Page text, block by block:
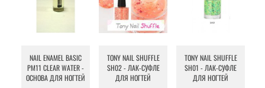
NAIL ENAMEL BASIC
PM11 CLEAR WATER -
ОСНОВА ДЛЯ НОГТЕЙ
TONY NAIL SHUFFLE
SH02 - ЛАК-СУФЛЕ
ДЛЯ НОГТЕЙ
TONY NAIL SHUFFLE
SH01 - ЛАК-СУФЛЕ
ДЛЯ НОГТЕЙ